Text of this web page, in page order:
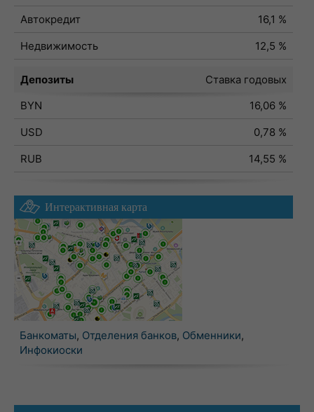
Автокредит
16,1 %
Недвижимость
12,5 %
Депозиты
Ставка годовых
BYN
16,06 %
USD
0,78 %
RUB
14,55 %
Интерактивная карта
Банкоматы, Отделения банков, Обменники,
Инфокиоски